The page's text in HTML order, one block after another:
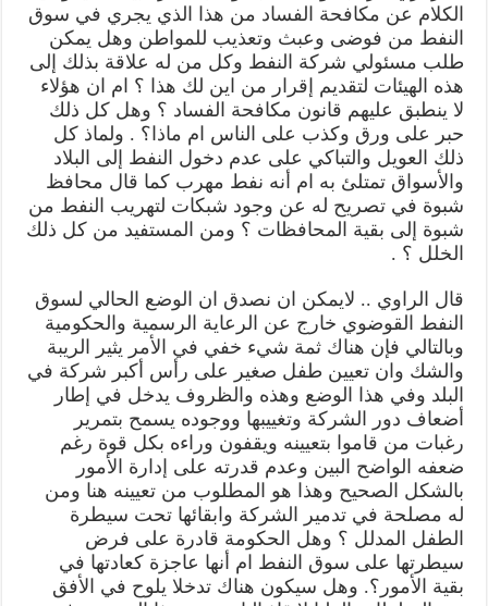
الكلام عن مكافحة الفساد من هذا الذي يجري في سوق
النفط من فوضى وعبث وتعذيب للمواطن وهل يمكن
طلب مسئولي شركة النفط وكل من له علاقة بذلك إلى
هذه الهيئات لتقديم إقرار من اين لك هذا ؟ ام ان هؤلاء
لا ينطبق عليهم قانون مكافحة الفساد ؟ وهل كل ذلك
حبر على ورق وكذب على الناس ام ماذا؟ . ولماذ كل
ذلك العويل والتباكي على عدم دخول النفط إلى البلاد
والأسواق تمتلئ به ام أنه نفط مهرب كما قال محافظ
شبوة في تصريح له عن وجود شبكات لتهريب النفط من
شبوة إلى بقية المحافظات ؟ ومن المستفيد من كل ذلك
الخلل ؟ .
قال الراوي .. لايمكن ان نصدق ان الوضع الحالي لسوق
النفط القوضوي خارج عن الرعاية الرسمية والحكومية
وبالتالي فإن هناك ثمة شيء خفي في الأمر يثير الريبة
والشك وان تعيين طفل صغير على رأس أكبر شركة في
البلد وفي هذا الوضع وهذه والظروف يدخل في إطار
أضعاف دور الشركة وتغييبها ووجوده يسمح بتمرير
رغبات من قاموا بتعيينه ويقفون وراءه بكل قوة رغم
ضعفه الواضح البين وعدم قدرته على إدارة الأمور
بالشكل الصحيح وهذا هو المطلوب من تعيينه هنا ومن
له مصلحة في تدمير الشركة وابقائها تحت سيطرة
الطفل المدلل ؟ وهل الحكومة قادرة على فرض
سيطرتها على سوق النفط ام أنها عاجزة كعادتها في
بقية الأمور؟. وهل سيكون هناك تدخلا يلوح في الأفق